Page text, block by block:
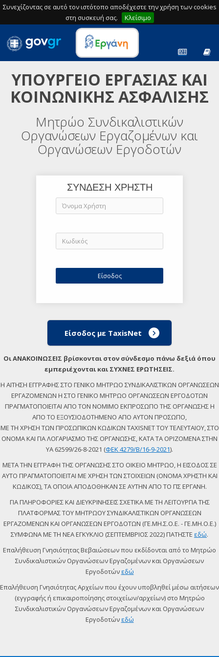
Συνεχίζοντας σε αυτό τον ιστότοπο αποδέχεστε την χρήση των cookies
στη συσκευή σας.
Κλείσιμο
ΥΠΟΥΡΓΕΙΟ ΕΡΓΑΣΙΑΣ ΚΑΙ
ΚΟΙΝΩΝΙΚΗΣ ΑΣΦΑΛΙΣΗΣ
Μητρώο Συνδικαλιστικών
Οργανώσεων Εργαζομένων και
Οργανώσεων Εργοδοτών
ΣΥΝΔΕΣΗ ΧΡΗΣΤΗ
Είσοδος με TaxisNet
Οι ΑΝΑΚΟΙΝΩΣΕΙΣ βρίσκονται στον σύνδεσμο πάνω δεξιά όπου
εμπεριέχονται και ΣΥΧΝΕΣ ΕΡΩΤΗΣΕΙΣ.
Η ΑΙΤΗΣΗ ΕΓΓΡΑΦΗΣ ΣΤΟ ΓΕΝΙΚΟ ΜΗΤΡΩΟ ΣΥΝΔΙΚΑΛΙΣΤΙΚΩΝ ΟΡΓΑΝΩΣΕΩΝ
ΕΡΓΑΖΟΜΕΝΩΝ Η ΣΤΟ ΓΕΝΙΚΟ ΜΗΤΡΩΟ ΟΡΓΑΝΩΣΕΩΝ ΕΡΓΟΔΟΤΩΝ
ΠΡΑΓΜΑΤΟΠΟΙΕΙΤΑΙ ΑΠΟ ΤΟΝ ΝΟΜΙΜΟ ΕΚΠΡΟΣΩΠΟ ΤΗΣ ΟΡΓΑΝΩΣΗΣ Η
ΑΠΟ ΤΟ ΕΞΟΥΣΙΟΔΟΤΗΜΕΝΟ ΑΠΟ ΑΥΤΟΝ ΠΡΟΣΩΠΟ,
ΜΕ ΤΗ ΧΡΗΣΗ ΤΩΝ ΠΡΟΣΩΠΙΚΩΝ ΚΩΔΙΚΩΝ TAXISNET ΤΟΥ ΤΕΛΕΥΤΑΙΟΥ, ΣΤΟ
ΟΝΟΜΑ ΚΑΙ ΓΙΑ ΛΟΓΑΡΙΑΣΜΟ ΤΗΣ ΟΡΓΑΝΩΣΗΣ, ΚΑΤΑ ΤΑ ΟΡΙΖΟΜΕΝΑ ΣΤΗΝ
ΥΑ 62599/26-8-2021 (ΦΕΚ 4279/Β/16-9-2021).
ΜΕΤΑ ΤΗΝ ΕΓΓΡΑΦΗ ΤΗΣ ΟΡΓΑΝΩΣΗΣ ΣΤΟ ΟΙΚΕΙΟ ΜΗΤΡΩΟ, Η ΕΙΣΟΔΟΣ ΣΕ
ΑΥΤΟ ΠΡΑΓΜΑΤΟΠΟΙΕΙΤΑΙ ΜΕ ΧΡΗΣΗ ΤΩΝ ΣΤΟΙΧΕΙΩΝ (ΟΝΟΜΑ ΧΡΗΣΤΗ ΚΑΙ
ΚΩΔΙΚΟΣ), ΤΑ ΟΠΟΙΑ ΑΠΟΔΟΘΗΚΑΝ ΣΕ ΑΥΤΗΝ ΑΠΟ ΤΟ ΠΣ ΕΡΓΑΝΗ.
ΓΙΑ ΠΛΗΡΟΦΟΡΙΕΣ ΚΑΙ ΔΙΕΥΚΡΙΝΗΣΕΙΣ ΣΧΕΤΙΚΑ ΜΕ ΤΗ ΛΕΙΤΟΥΡΓΙΑ ΤΗΣ
ΠΛΑΤΦΟΡΜΑΣ ΤΟΥ ΜΗΤΡΩΟΥ ΣΥΝΔΙΚΑΛΙΣΤΙΚΩΝ ΟΡΓΑΝΩΣΕΩΝ
ΕΡΓΑΖΟΜΕΝΩΝ ΚΑΙ ΟΡΓΑΝΩΣΕΩΝ ΕΡΓΟΔΟΤΩΝ (ΓΕ.ΜΗ.Σ.Ο.Ε. - ΓΕ.ΜΗ.Ο.Ε.)
ΣΥΜΦΩΝΑ ΜΕ ΤΗ ΝΕΑ ΕΓΚΥΚΛΙΟ (ΣΕΠΤΕΜΒΡΙΟΣ 2022) ΠΑΤΗΣΤΕ εδώ.
Επαλήθευση Γνησιότητας Βεβαιώσεων που εκδίδονται από το Μητρώο
Συνδικαλιστικών Οργανώσεων Εργαζομένων και Οργανώσεων
Εργοδοτών εδώ
Επαλήθευση Γνησιότητας Αρχείων που έχουν υποβληθεί μέσω αιτήσεων
(εγγραφής ή επικαιροποίησης στοιχείων/αρχείων) στο Μητρώο
Συνδικαλιστικών Οργανώσεων Εργαζομένων και Οργανώσεων
Εργοδοτών εδώ